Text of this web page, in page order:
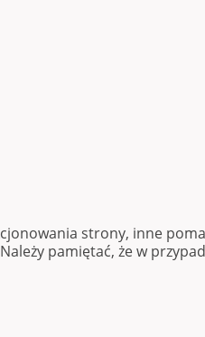
strony, inne
pamiętać, że w